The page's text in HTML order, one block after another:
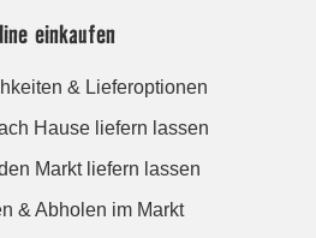
einkaufen
& Lieferoptionen
Hause liefern lassen
Markt liefern lassen
& Abholen im Markt